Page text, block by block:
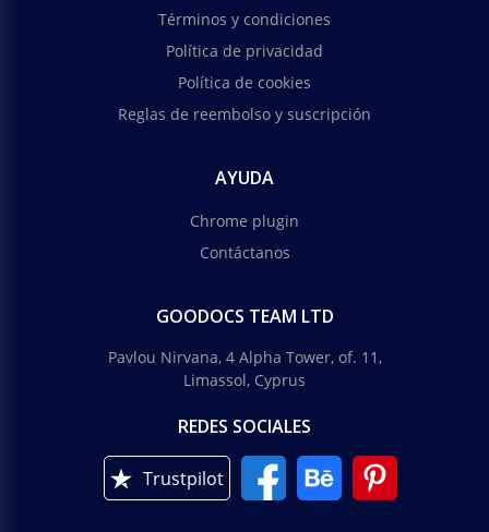
Términos y condiciones
Política de privacidad
Política de cookies
Reglas de reembolso y suscripción
AYUDA
Chrome plugin
Contáctanos
GOODOCS TEAM LTD
Pavlou Nirvana, 4 Alpha Tower, of. 11,
Limassol, Cyprus
REDES SOCIALES
Trustpilot